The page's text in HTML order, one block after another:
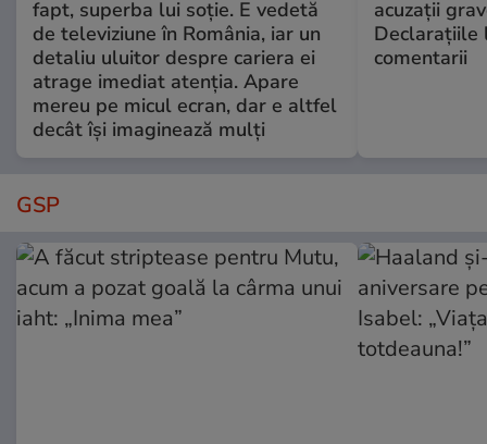
fapt, superba lui soție. E vedetă
de televiziune în România, iar un
detaliu uluitor despre cariera ei
atrage imediat atenția. Apare
mereu pe micul ecran, dar e altfel
decât își imaginează mulți
acuzații
Declarațiile
comentarii
GSP